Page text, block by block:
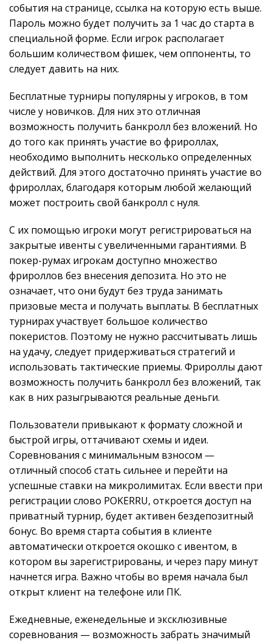
события на странице, ссылка на которую есть выше.
Пароль можно будет получить за 1 час до старта в
специальной форме. Если игрок располагает
большим количеством фишек, чем оппоненты, то
следует давить на них.
Бесплатные турниры популярны у игроков, в том
числе у новичков. Для них это отличная
возможность получить банкролл без вложений. Но
до того как принять участие во фрироллах,
необходимо выполнить несколько определенных
действий. Для этого достаточно принять участие во
фрироллах, благодаря которым любой желающий
может построить свой банкролл с нуля.
С их помощью игроки могут регистрироваться на
закрытые ивенты с увеличенными гарантиями. В
покер-румах игрокам доступно множество
фрироллов без внесения депозита. Но это не
означает, что они будут без труда занимать
призовые места и получать выплаты. В бесплатных
турнирах участвует большое количество
покеристов. Поэтому не нужно рассчитывать лишь
на удачу, следует придерживаться стратегий и
использовать тактические приемы. Фрироллы дают
возможность получить банкролл без вложений, так
как в них разыгрываются реальные деньги.
Пользователи привыкают к формату сложной и
быстрой игры, оттачивают схемы и идеи.
Соревнования с минимальным взносом —
отличный способ стать сильнее и перейти на
успешные ставки на микролимитах. Если ввести при
регистрации слово POKERRU, откроется доступ на
приватный турнир, будет активен бездепозитный
бонус. Во время старта события в клиенте
автоматически откроется окошко с ивентом, в
котором вы зарегистрированы, и через пару минут
начнется игра. Важно чтобы во время начала был
открыт клиент на телефоне или ПК.
Ежедневные, еженедельные и эксклюзивные
соревнования — возможность забрать значимый